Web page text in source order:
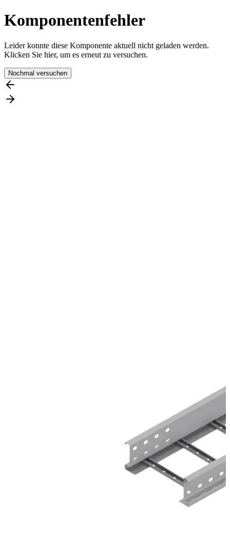
Komponentenfehler
Leider konnte diese Komponente aktuell nicht geladen werden.
Klicken Sie hier, um es erneut zu versuchen.
Nochmal versuchen